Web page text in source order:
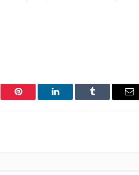
Pinterest LinkedIn Tumblr